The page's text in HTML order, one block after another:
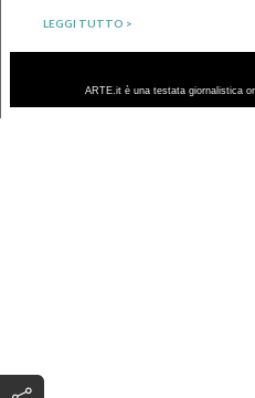
LEGGI TUTTO >
ARTE.it è una testata giornalistica